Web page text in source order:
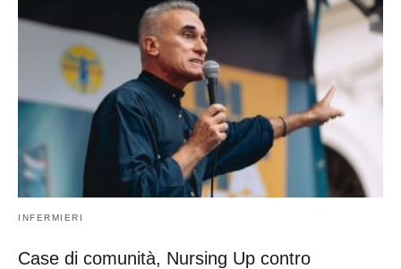
INFERMIERI
Case di comunità, Nursing Up contro